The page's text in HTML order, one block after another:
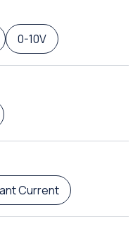
0-10V
Current